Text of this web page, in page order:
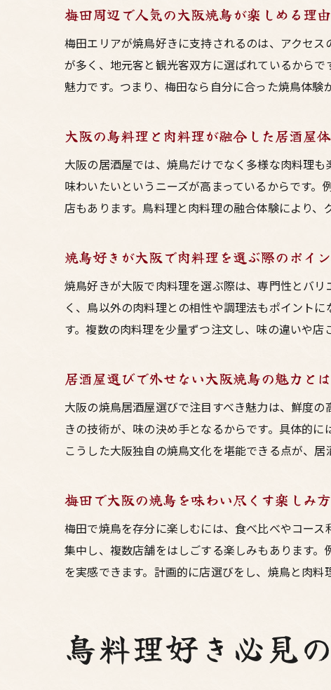
梅田周辺で人気の大阪焼鳥が楽しめる理由
梅田エリアが焼鳥好きに支持されるのは、アクセ
が多く、地元客と観光客双方に選ばれているから
魅力です。つまり、梅田なら自分に合った焼鳥体験
大阪の鳥料理と肉料理が融合した居酒屋
大阪の居酒屋では、焼鳥だけでなく多様な肉料理
味わいたいというニーズが高まっているからです
店もあります。鳥料理と肉料理の融合体験により、
焼鳥好きが大阪で肉料理を選ぶ際のポイ
焼鳥好きが大阪で肉料理を選ぶ際は、専門性とバ
く、鳥以外の肉料理との相性や調理法もポイント
す。複数の肉料理を少量ずつ注文し、味の違いや店
居酒屋選びで外せない大阪焼鳥の魅力とは
大阪の焼鳥居酒屋選びで注目すべき魅力は、鮮度
きの技術が、味の決め手となるからです。具体的
こうした大阪独自の焼鳥文化を堪能できる点が、居
梅田で大阪の焼鳥を味わい尽くす楽しみ方
梅田で焼鳥を存分に楽しむには、食べ比べやコー
集中し、複数店舗をはしごする楽しみもあります
を実感できます。計画的に店選びをし、焼鳥と肉料
鳥料理好き必見